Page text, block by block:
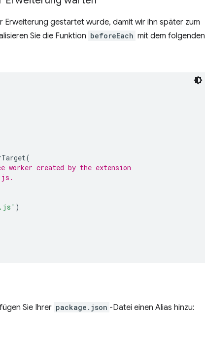
Erweiterung gestartet wurde, damit wir ihn später zum
Sie die Funktion beforeEach mit dem folgenden
(
worker created by the extension
)
Sie Ihrer package.json -Datei einen Alias hinzu: